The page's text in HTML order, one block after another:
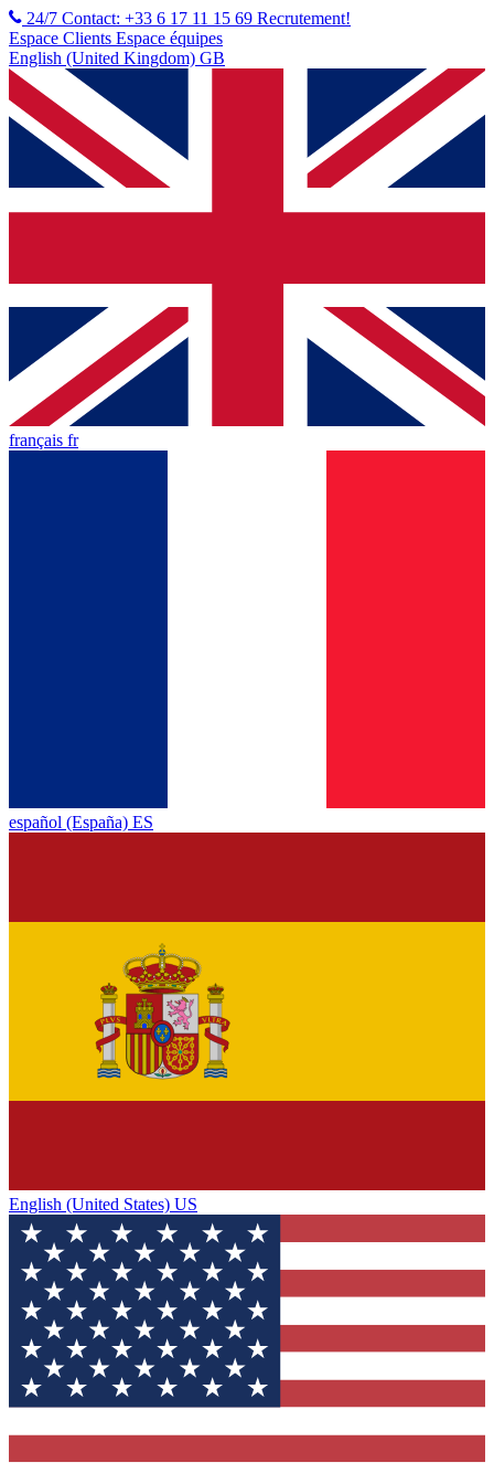
24/7 Contact: +33 6 17 11 15 69 Recrutement!
Espace Clients Espace équipes
English (United Kingdom) GB
français fr
español (España) ES
English (United States) US